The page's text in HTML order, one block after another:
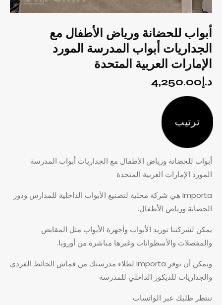
أبواب للحضانة ورياض الأطفال مع
الجداريات أبواب المدرسة المورد
الإمارات العربية المتحدة
د.إ 4,250.00
ترتيب
أبواب للحضانة ورياض الأطفال مع الجداريات أبواب المدرسة
المورد الإمارات العربية المتحدة
Importa هي شركة محلية لتصنيع الأبواب الداخلية للمدارس ودور
الحضانة ورياض الأطفال.
يمكن لشركتنا توريد الأبواب وأجهزة الأبواب مثل المقابض
والمفصلات والأسطوانات وغيرها مباشرة من أوروبا.
ويمكن أن توفر Importa لطلاء مدرستك من قماش الحائط الفردي
والجداريات للديكور الداخلي للمدرسة
ننتظر طلبك عبر الواتساب